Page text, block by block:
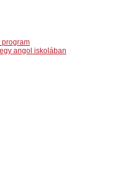
program
angol iskolában